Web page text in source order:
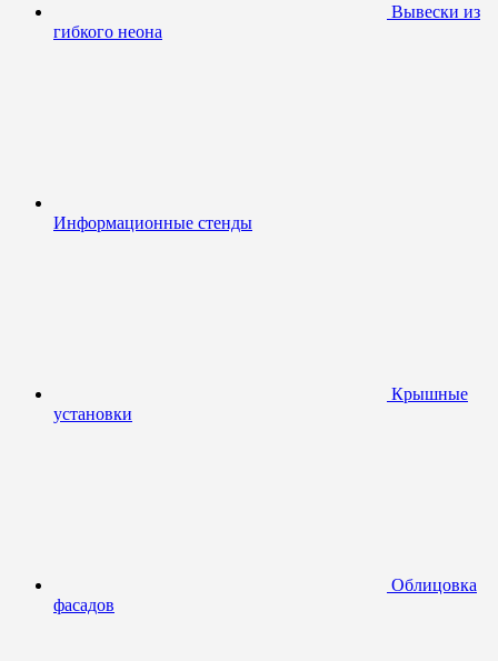
Вывески из
гибкого неона
Информационные стенды
Крышные
установки
Облицовка
фасадов